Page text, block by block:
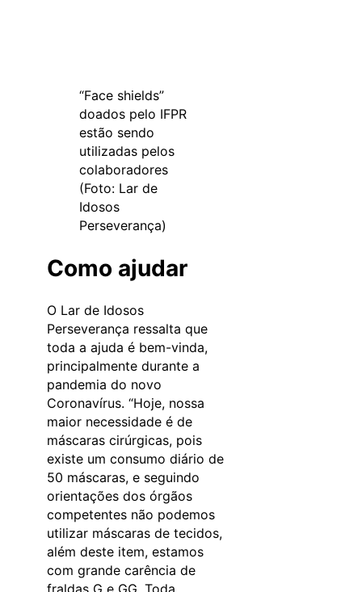
“Face shields”
doados pelo IFPR
estão sendo
utilizadas pelos
colaboradores
(Foto: Lar de
Idosos
Perseverança)
Como ajudar
O Lar de Idosos
Perseverança ressalta que
toda a ajuda é bem-vinda,
principalmente durante a
pandemia do novo
Coronavírus. “Hoje, nossa
maior necessidade é de
máscaras cirúrgicas, pois
existe um consumo diário de
50 máscaras, e seguindo
orientações dos órgãos
competentes não podemos
utilizar máscaras de tecidos,
além deste item, estamos
com grande carência de